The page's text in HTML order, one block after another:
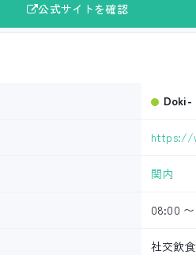
公式サイトを確認
Doki-
https://
関内
08:00
社交飲